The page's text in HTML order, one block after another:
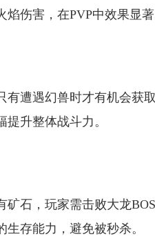
焰伤害，在PVP中效果显
有遭遇幻兽时才有机会获
升整体战斗力。
矿石，玩家需击败大龙
存能力，避免被秒杀。